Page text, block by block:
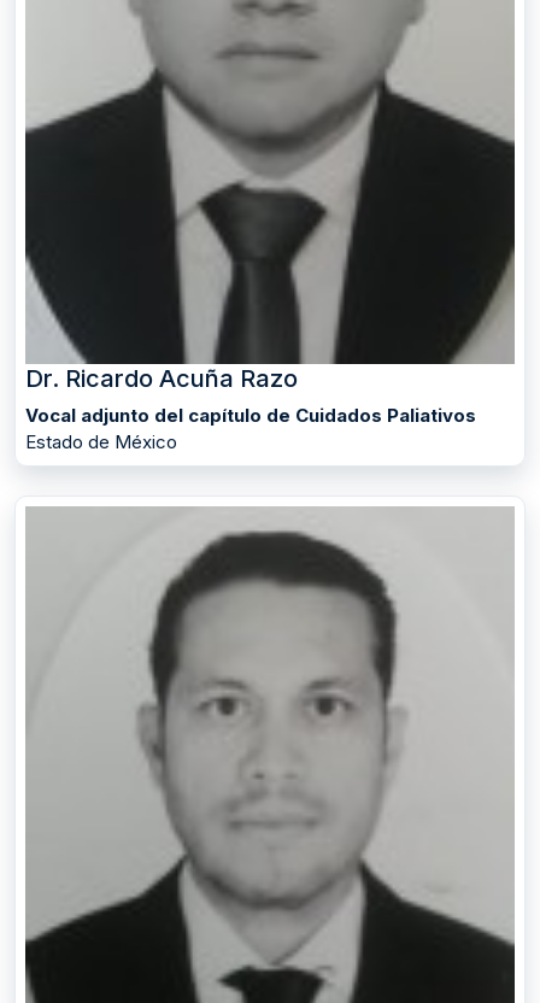
Dr. Ricardo Acuña Razo
Vocal adjunto del capítulo de Cuidados Paliativos
Estado de México